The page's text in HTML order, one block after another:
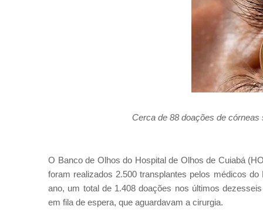
Cerca de 88 doações de
O Banco de Olhos do Hospital de Olhos de Cuiabá
foram realizados 2.500 transplantes pelos médicos
ano, um total de 1.408 doações nos últimos
em fila de espera, que aguardavam a cirurgia.